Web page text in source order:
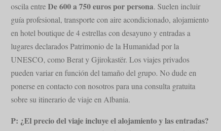
oscila entreDe 600 a 750 euros por persona. Suelen incluir
guía profesional, transporte con aire acondicionado, alojamiento
en hotel boutique de 4 estrellas con desayuno y entradas a
lugares declarados Patrimonio de la Humanidad por la
UNESCO, como Berat y Gjirokastër. Los viajes privados
pueden variar en función del tamaño del grupo. No dude en
ponerse en contacto con nosotros para una consulta gratuita
sobre su itinerario de viaje en Albania.
P: ¿El precio del viaje incluye el alojamiento y las entradas?